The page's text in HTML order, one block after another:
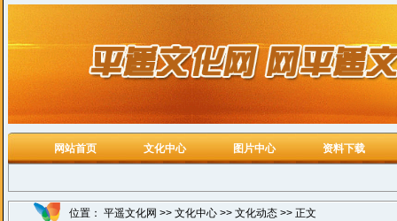
网站首页 文化中心 图片中心 资料下载
位置： 平遥文化网 >> 文化中心 >> 文化动态 >> 正文